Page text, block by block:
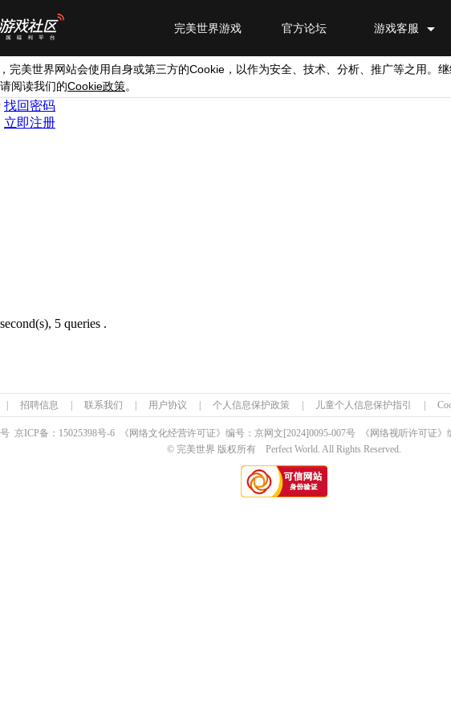
游戏客服
官方论坛
完美世界游戏
完美世界网站会使用自身或第三方的Cookie ，以作为安全、技术、分析、推广等之用。
阅读我们的Cookie政策。
找回密码
立即注册
5 queries .
招聘信息 联系我们 用户协议 个人信息保护政策 儿童个人信息保护指引
号 京ICP备： 15025398号-6 《网络文化经营许可证》编号：京网文 [2024]0095-007号 《网络视听许可证》
© 完美世界 版权所有 Perfect World. All Rights Reserved.